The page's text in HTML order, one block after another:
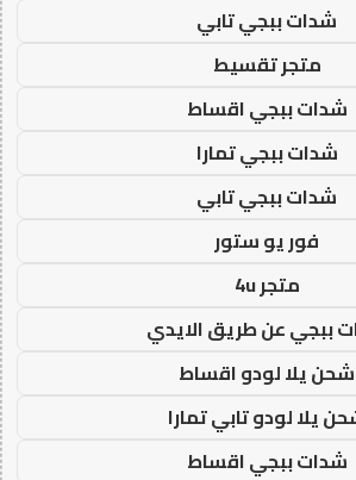
شدات ببجي تابي
متجر تقسيط
شدات ببجي اقساط
شدات ببجي تمارا
شدات ببجي تابي
فور يو ستور
متجر 4u
ببجي عن طريق الايدي
شحن يلا لودو اقساط
يلا لودو تابي تمارا
شدات ببجي اقساط